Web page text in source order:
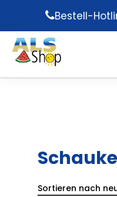
main
content
Bestell-
Sortieren nach